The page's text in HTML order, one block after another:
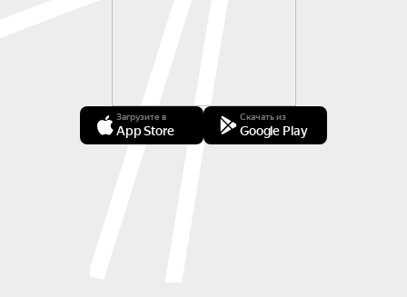
Загрузите в
App Store
Скачать из
Google Play